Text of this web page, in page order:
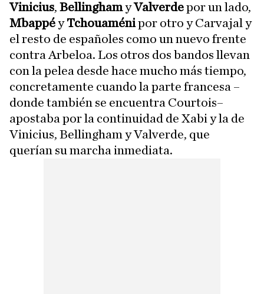
Vinicius, BellinghamyValverdepor un lado,
MbappéyTchouaménipor otro y Carvajal y
el resto de españoles como un nuevo frente
contra Arbeloa. Los otros dos bandos llevan
con la pelea desde hace mucho más tiempo,
concretamente cuando la parte francesa –
donde también se encuentra Courtois–
apostaba por la continuidad de Xabi y la de
Vinicius, Bellingham y Valverde, que
querían su marcha inmediata.